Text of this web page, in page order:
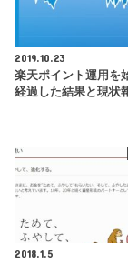
2019.10.23
楽天ポイント運用を
経過した結果と現状
2018.1.5